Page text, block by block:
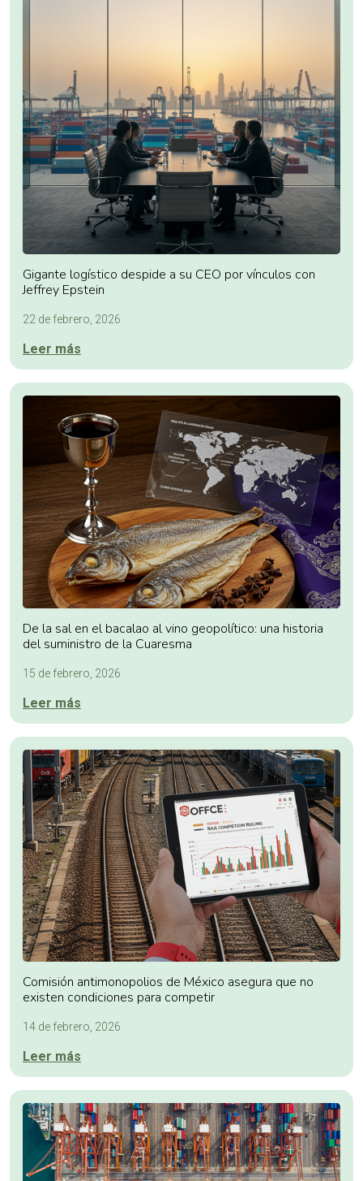
Gigante logístico despide a su CEO por vínculos con
Jeffrey Epstein
22 de febrero, 2026
Leer más
De la sal en el bacalao al vino geopolítico: una historia
del suministro de la Cuaresma
15 de febrero, 2026
Leer más
Comisión antimonopolios de México asegura que no
existen condiciones para competir
14 de febrero, 2026
Leer más